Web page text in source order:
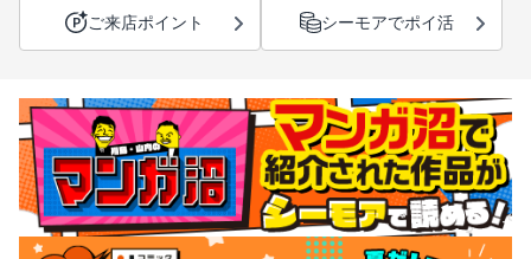
ご来店ポイント シーモアでポイ活